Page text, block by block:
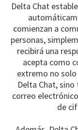
Delta Chat
comienzan a
personas,
recibirá una
acepta como
extremo no
Delta Chat,
correo
de